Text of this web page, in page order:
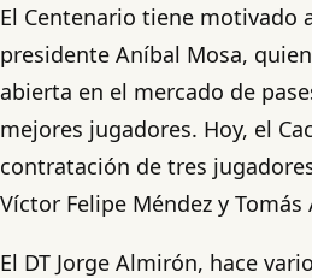
El Centenario tiene motivado
presidente Aníbal Mosa,
abierta en el mercado de
mejores jugadores. Hoy, el
contratación de tres
Víctor Felipe Méndez y Tomás
El DT Jorge Almirón, hace